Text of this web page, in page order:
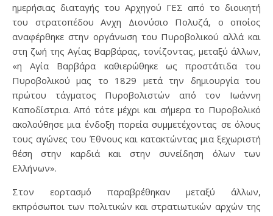
ημερήσιας διαταγής του Αρχηγού ΓΕΣ από το διοικητή
του στρατοπέδου Ανχη Διονύσιο Πολυζά, ο οποίος
αναφέρθηκε στην οργάνωση του Πυροβολικού αλλά και
στη ζωή της Αγίας Βαρβάρας, τονίζοντας, μεταξύ άλλων,
«η Αγία Βαρβάρα καθιερώθηκε ως προστάτιδα του
Πυροβολικού μας το 1829 μετά την δημιουργία του
πρώτου τάγματος Πυροβολιστών από τον Ιωάννη
Καποδίστρια. Από τότε μέχρι και σήμερα το Πυροβολικό
ακολούθησε μια ένδοξη πορεία συμμετέχοντας σε όλους
τους αγώνες του Έθνους και κατακτώντας μια ξεχωριστή
θέση στην καρδιά και στην συνείδηση όλων των
Ελλήνων».
Στον εορτασμό παραβρέθηκαν μεταξύ άλλων,
εκπρόσωποι των πολιτικών και στρατιωτικών αρχών της